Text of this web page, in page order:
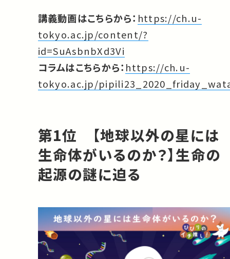
講義動画はこちらから： https://ch.u-
tokyo.ac.jp/content/?
id=SuAsbnbXd3Vi
コラムはこちらから： https://ch.u-
tokyo.ac.jp/
第1位 【地球以外の星には
生命体がいるのか？】生命の
起源の謎に迫る